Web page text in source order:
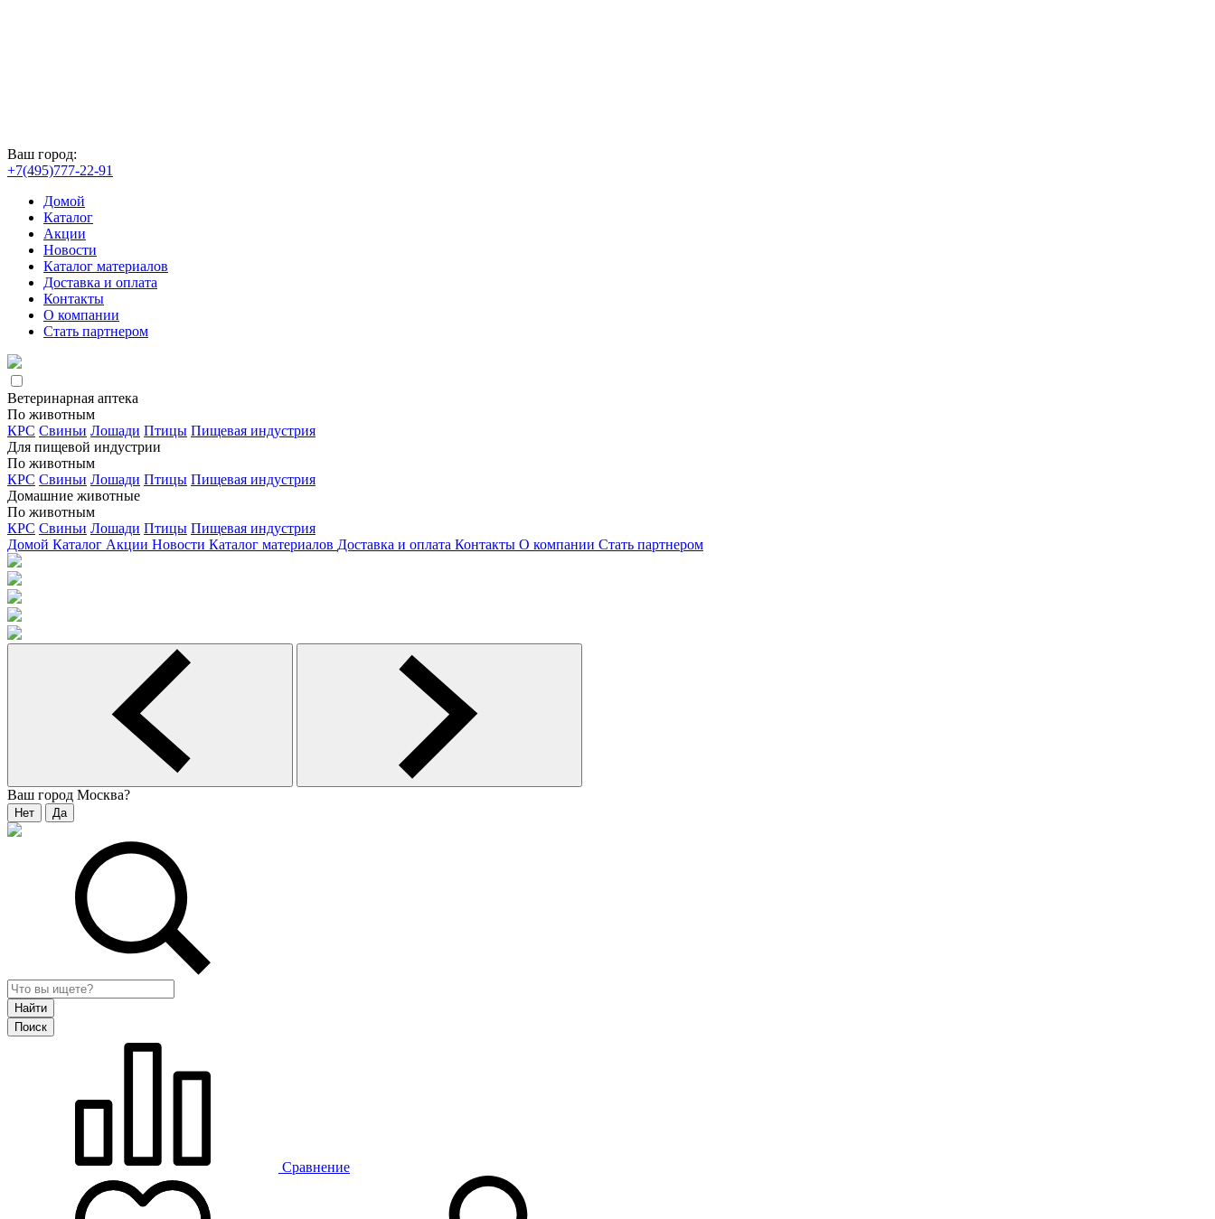
Ваш город:
+7(495)777-22-91
Домой
Каталог
Акции
Новости
Каталог материалов
Доставка и оплата
Контакты
О компании
Стать партнером
Ветеринарная аптека
По животным
КРС Свиньи Лошади Птицы Пищевая индустрия
Для пищевой индустрии
По животным
КРС Свиньи Лошади Птицы Пищевая индустрия
Домашние животные
По животным
КРС Свиньи Лошади Птицы Пищевая индустрия
Домой Каталог Акции Новости Каталог материалов Доставка и оплата Контакты О компании Стать партнером
Ваш город Москва?
Нет Да
Сравнение